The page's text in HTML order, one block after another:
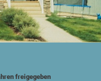
freigegeben